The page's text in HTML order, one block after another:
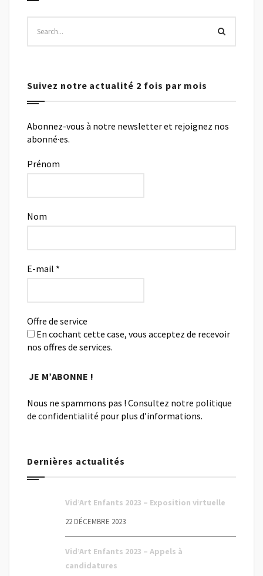
Suivez notre actualité 2 fois par mois
Abonnez-vous à notre newsletter et rejoignez nos
abonné·es.
Prénom
Nom
E-mail *
Offre de service
En cochant cette case, vous acceptez de recevoir
nos offres de services.
Nous ne spammons pas ! Consultez notre politique
de confidentialité pour plus d’informations.
Dernières actualités
Vid’Art Enfants 2023 – Exposition virtuelle
22 DÉCEMBRE 2023
Vid’Art Enfants 2023 – Appels à
candidatures